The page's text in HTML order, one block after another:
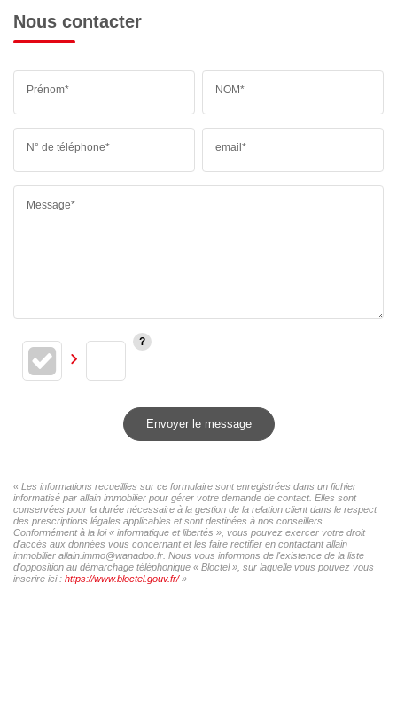
Nous contacter
Prénom* NOM*
N° de téléphone* email*
Message*
Envoyer le message
« Les informations recueillies sur ce formulaire sont enregistrées dans un fichier
informatisé par allain immobilier pour gérer votre demande de contact. Elles sont
conservées pour la durée nécessaire à la gestion de la relation client dans le respect
des prescriptions légales applicables et sont destinées à nos conseillers
Conformément à la loi « informatique et libertés », vous pouvez exercer votre droit
d'accès aux données vous concernant et les faire rectifier en contactant allain
immobilier allain.immo@wanadoo.fr. Nous vous informons de l'existence de la liste
d'opposition au démarchage téléphonique « Bloctel », sur laquelle vous pouvez vous
inscrire ici : https://www.bloctel.gouv.fr/»